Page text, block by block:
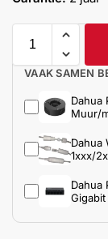
VAAK SAMEN
Dahua
Muur/
Dahua
1xxx/
Dahua